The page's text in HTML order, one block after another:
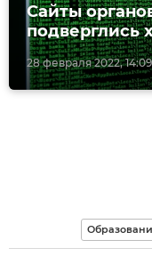
28 февраля 2022, 14:09
Сайты
подверглись